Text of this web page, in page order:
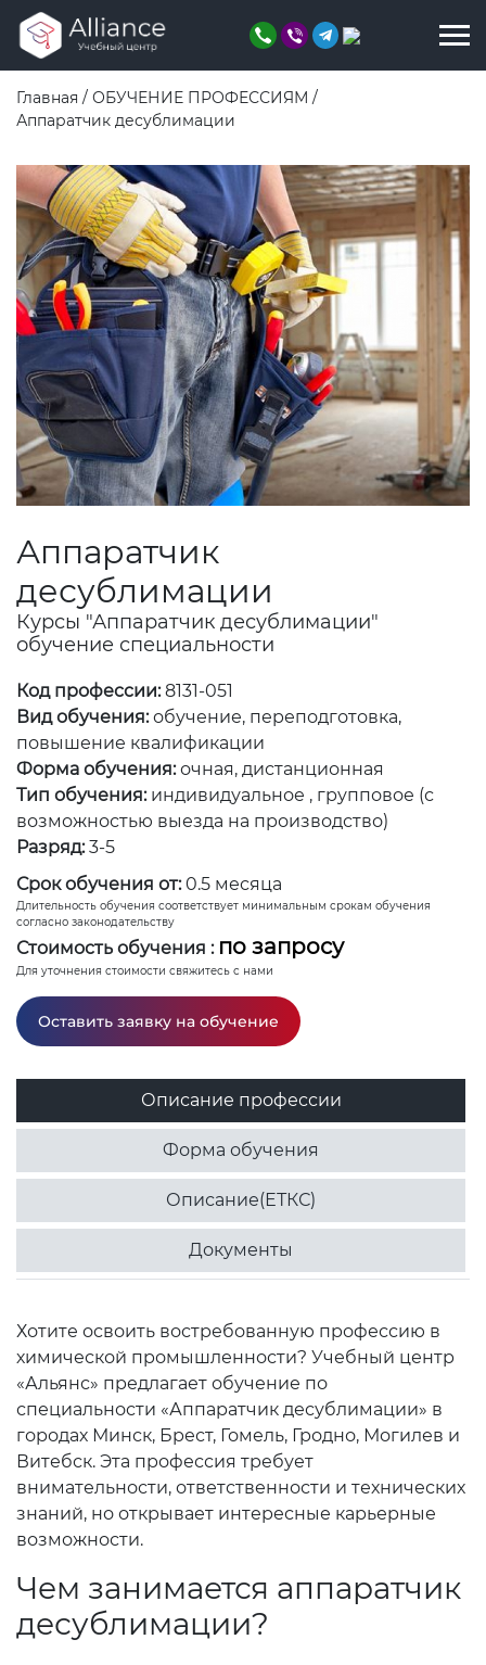
Главная / ОБУЧЕНИЕ ПРОФЕССИЯМ /
Аппаратчик десублимации
Аппаратчик
десублимации
Курсы "Аппаратчик десублимации"
обучение специальности
Код профессии:8131-051
Вид обучения: обучение, переподготовка,
повышение квалификации
Форма обучения: очная, дистанционная
Тип обучения: индивидуальное , групповое (с
возможностью выезда на производство)
Разряд: 3-5
Срок обучения от: 0.5 месяца
Длительность обучения соответствует минимальным срокам обучения
согласно законодательству
Стоимость обучения : по запросу
Для уточнения стоимости свяжитесь с нами
Оставить заявку на обучение
Описание профессии
Форма обучения
Описание(ЕТКС)
Документы
Хотите освоить востребованную профессию в
химической промышленности? Учебный центр
«Альянс» предлагает обучение по
специальности «Аппаратчик десублимации» в
городах Минск, Брест, Гомель, Гродно, Могилев и
Витебск. Эта профессия требует
внимательности, ответственности и технических
знаний, но открывает интересные карьерные
возможности.
Чем занимается аппаратчик
десублимации?